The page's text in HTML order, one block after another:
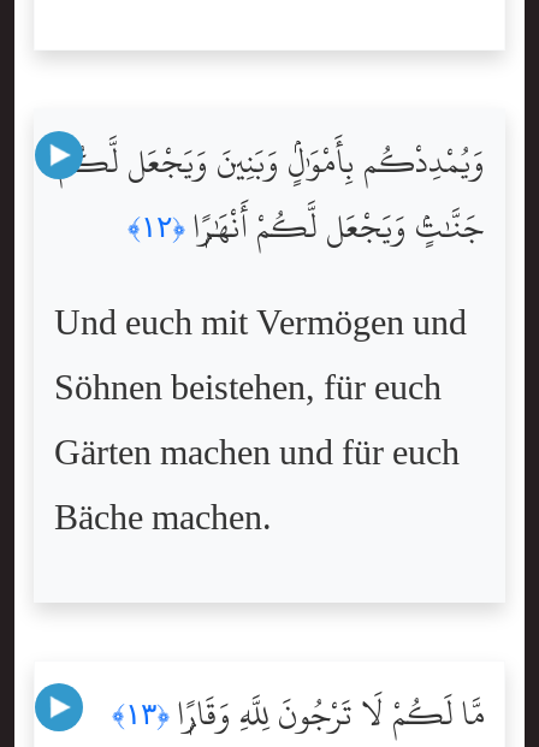
وَيُمْدِدْكُم بِأَمْوَٰلٍۢ وَبَنِينَ وَيَجْعَل لَّكُمْ
جَنَّٰتٍۢ وَيَجْعَل لَّكُمْ أَنْهَٰرًۭا ﴿١٢﴾
Und euch mit Vermögen und
Söhnen beistehen, für euch
Gärten machen und für euch
Bäche machen.
مَّا لَكُمْ لَا تَرْجُونَ لِلَّهِ وَقَارًۭا ﴿١٣﴾